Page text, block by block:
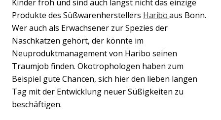
Kinder froh und sind auch längst nicht das einzige
Produkte des Süßwarenherstellers Hariboaus Bonn.
Wer auch als Erwachsener zur Spezies der
Naschkatzen gehört, der könnte im
Neuproduktmanagement von Haribo seinen
Traumjob finden. Ökotrophologen haben zum
Beispiel gute Chancen, sich hier den lieben langen
Tag mit der Entwicklung neuer Süßigkeiten zu
beschäftigen.